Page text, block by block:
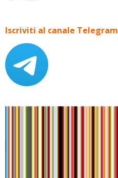
Iscriviti al canale Telegram